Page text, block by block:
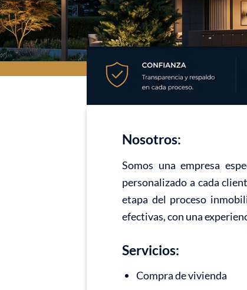
Nosotros:
Somos una empresa
personalizado a cada
etapa del proceso
efectivas, con una
Servicios:
Compra de vivienda